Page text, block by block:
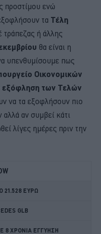
προστίμου ενώ
τα Τέλη
τράπεζας ή άλλης
θα είναι η
υπενθυμίσουμε πως
Οικονομικών
εξόφληση των Τελών
να τα εξοφλήσουν πιο
αν συμβεί κάτι
λίγες ημέρες πριν την
21.528 ΕΥΡΩ
GLB
8 ΧΡΟΝΙΑ ΕΓΓΥΗΣΗ